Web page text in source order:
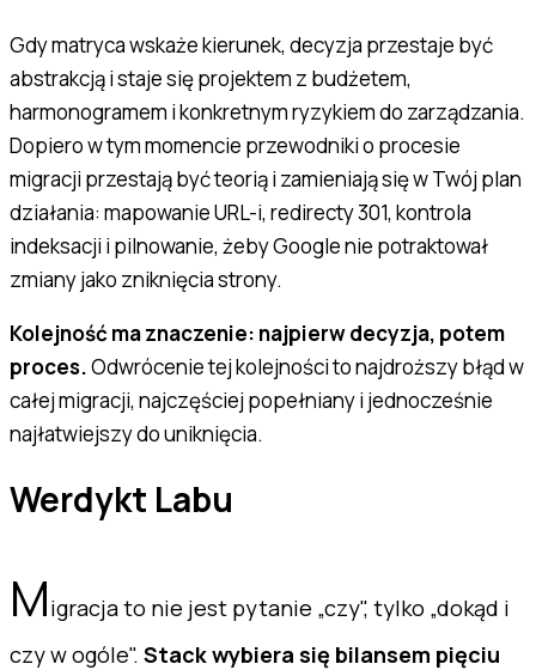
Gdy matryca wskaże kierunek, decyzja przestaje być
abstrakcją i staje się projektem z budżetem,
harmonogramem i konkretnym ryzykiem do zarządzania.
Dopiero w tym momencie przewodniki o procesie
migracji przestają być teorią i zamieniają się w Twój plan
działania: mapowanie URL-i, redirecty 301, kontrola
indeksacji i pilnowanie, żeby Google nie potraktował
zmiany jako zniknięcia strony.
Kolejność ma znaczenie: najpierw decyzja, potem
proces.Odwrócenie tej kolejności to najdroższy błąd w
całej migracji, najczęściej popełniany i jednocześnie
najłatwiejszy do uniknięcia.
Werdykt Labu
Migracja to nie jest pytanie „czy", tylko „dokąd i
czy w ogóle". Stack wybiera się bilansem pięciu